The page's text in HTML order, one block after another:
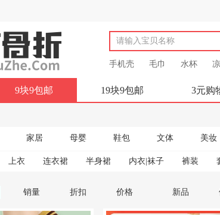
手机壳 毛巾 水杯
9块9包邮 19块9包邮 3元购
家居 母婴 鞋包 文体 美妆
上衣 连衣裙 半身裙 内衣|袜子 裤装
销量 折扣 价格 新品